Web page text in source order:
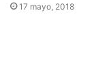
17 mayo, 2018